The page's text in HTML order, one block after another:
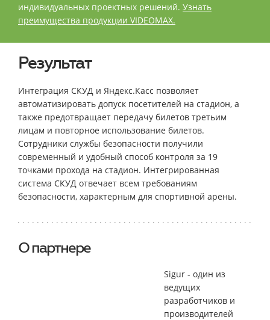
индивидуальных проектных решений. Узнать
преимущества продукции VIDEOMAX.
Результат
Интеграция СКУД и Яндекс.Касс позволяет
автоматизировать допуск посетителей на стадион, а
также предотвращает передачу билетов третьим
лицам и повторное использование билетов.
Сотрудники службы безопасности получили
современный и удобный способ контроля за 19
точками прохода на стадион. Интегрированная
система СКУД отвечает всем требованиям
безопасности, характерным для спортивной арены.
О партнере
Sigur - один из
ведущих
разработчиков и
производителей